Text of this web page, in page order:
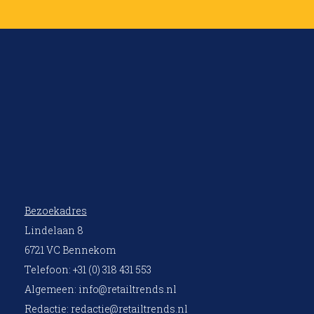
Bezoekadres
Lindelaan 8
6721 VC Bennekom
Telefoon: +31 (0) 318 431 553
Algemeen: info@retailtrends.nl
Redactie: redactie@retailtrends.nl